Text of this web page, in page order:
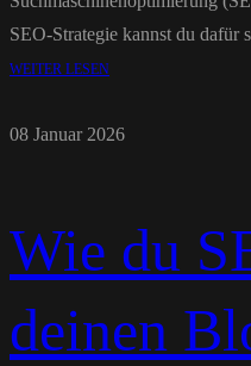
SEO-Strategie kannst du dafür
WEITER LESEN
08 Januar 2026
Wie du
deinen